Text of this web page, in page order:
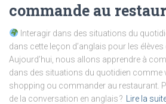
commande au
Interagir dans des situations du
dans cette leçon d’anglais pour les élèves
Aujourd’hui, nous allons apprendre à
dans des situations du quotidien comme
shopping ou commander au restaurant.
de la conversation en anglais ?
Lire la